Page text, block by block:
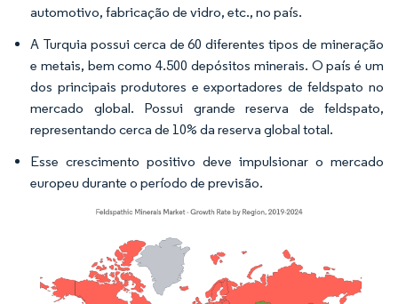
automotivo, fabricação de vidro, etc., no país.
A Turquia possui cerca de 60 diferentes tipos de mineração
e metais, bem como 4.500 depósitos minerais. O país é um
dos principais produtores e exportadores de feldspato no
mercado global. Possui grande reserva de feldspato,
representando cerca de 10% da reserva global total.
Esse crescimento positivo deve impulsionar o mercado
europeu durante o período de previsão.